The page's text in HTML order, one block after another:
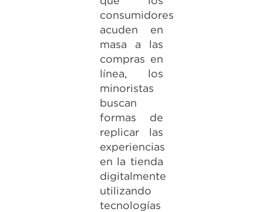
consumidores
acuden en
masa a las
compras en
línea, los
minoristas
buscan
formas de
replicar las
experiencias
en la tienda
digitalmente
utilizando
tecnologías